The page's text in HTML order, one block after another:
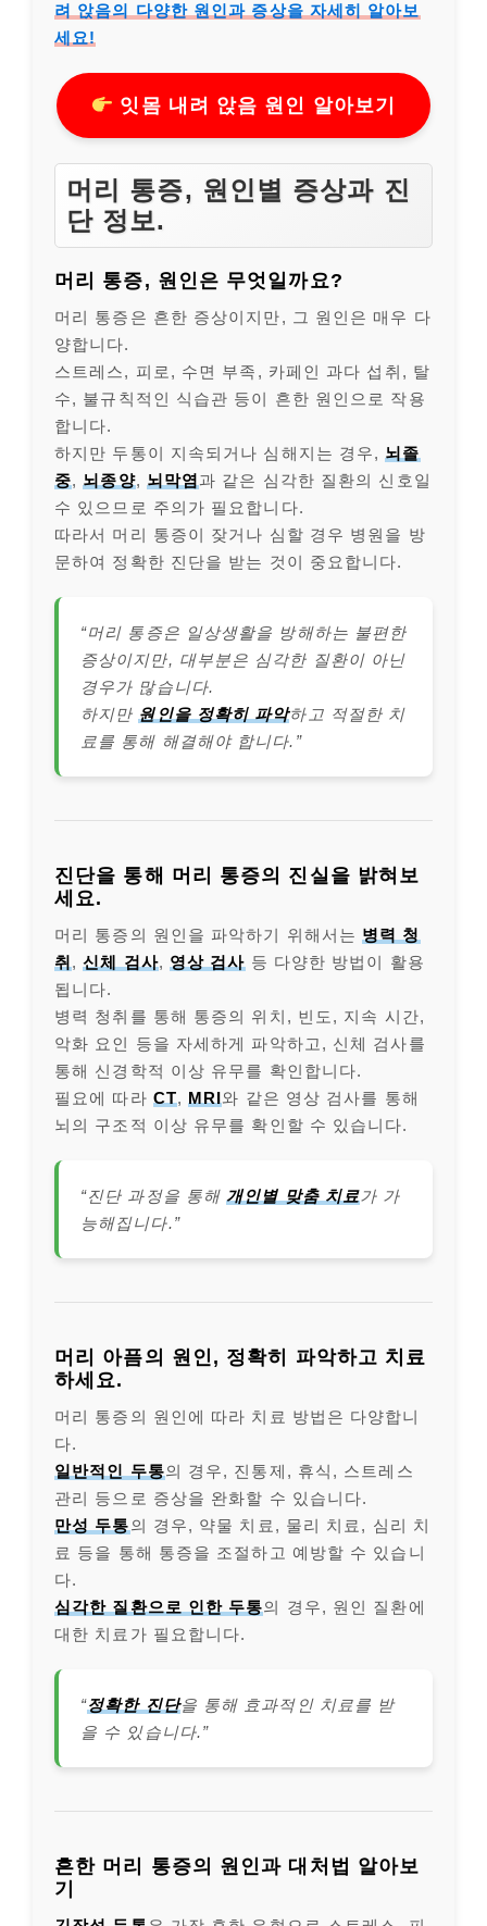
려 앉음의 다양한 원인과 증상을 자세히 알아보
세요!
잇몸 내려 앉음 원인 알아보기
머리 통증, 원인별 증상과 진
단 정보.
머리 통증, 원인은 무엇일까요?
머리 통증은 흔한 증상이지만, 그 원인은 매우 다
양합니다.
스트레스, 피로, 수면 부족, 카페인 과다 섭취, 탈
수, 불규칙적인 식습관 등이 흔한 원인으로 작용
합니다.
하지만 두통이 지속되거나 심해지는 경우, 뇌졸
중, 뇌종양, 뇌막염과 같은 심각한 질환의 신호일
수 있으므로 주의가 필요합니다.
따라서 머리 통증이 잦거나 심할 경우 병원을 방
문하여 정확한 진단을 받는 것이 중요합니다.
“머리 통증은 일상생활을 방해하는 불편한
증상이지만, 대부분은 심각한 질환이 아닌
경우가 많습니다.
하지만 원인을 정확히 파악하고 적절한 치
료를 통해 해결해야 합니다.”
진단을 통해 머리 통증의 진실을 밝혀보
세요.
머리 통증의 원인을 파악하기 위해서는 병력 청
취 ,신체 검사, 영상 검사 등 다양한 방법이 활용
됩니다.
병력 청취를 통해 통증의 위치, 빈도, 지속 시간,
악화 요인 등을 자세하게 파악하고, 신체 검사를
통해 신경학적 이상 유무를 확인합니다.
필요에 따라 CT, MRI와 같은 영상 검사를 통해
뇌의 구조적 이상 유무를 확인할 수 있습니다.
“진단 과정을 통해개인별 맞춤 치료가 가
능해집니다.”
머리 아픔의 원인, 정확히 파악하고 치료
하세요.
머리 통증의 원인에 따라 치료 방법은 다양합니
다.
일반적인 두통의 경우, 진통제, 휴식, 스트레스
관리 등으로 증상을 완화할 수 있습니다.
만성 두통의 경우, 약물 치료, 물리 치료, 심리 치
료 등을 통해 통증을 조절하고 예방할 수 있습니
다.
심각한 질환으로 인한 두통의 경우, 원인 질환에
대한 치료가 필요합니다.
“정확한 진단을 통해 효과적인 치료를 받
을 수 있습니다.”
흔한 머리 통증의 원인과 대처법 알아보
기